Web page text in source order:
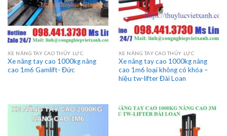
XE NÂNG TAY CAO THỦY LỰC
Xe nâng tay cao 1000kg nâng
cao 1m6 Gamlift- Đức
XE NÂNG TAY CAO THỦY LỰC
Xe nâng tay cao 1000kg nâng
cao 1m6 loại không có khóa –
hiệu tw-lifter Đài Loan